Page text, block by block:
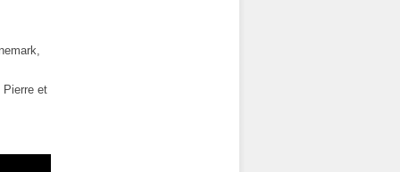
Pierre et